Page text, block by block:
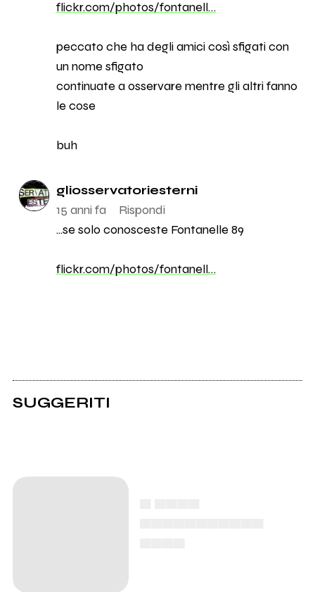
flickr.com/photos/fontanell…
peccato che ha degli amici così sfigati con
un nome sfigato
continuate a osservare mentre gli altri fanno
le cose
buh
gliosservatoriesterni
15 anni fa
Rispondi
...se solo conosceste Fontanelle 89
flickr.com/photos/fontanell…
SUGGERITI